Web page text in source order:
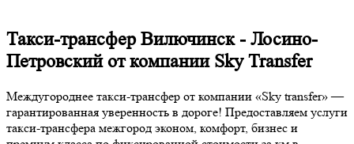
Такси-трансфер Вилючинск - Лосино-
Петровский от компании Sky Transfer
Междугороднее такси-трансфер от компании «Sky transfer» —
гарантированная уверенность в дороге! Предоставляем услуги
такси-трансфера межгород эконом, комфорт, бизнес и